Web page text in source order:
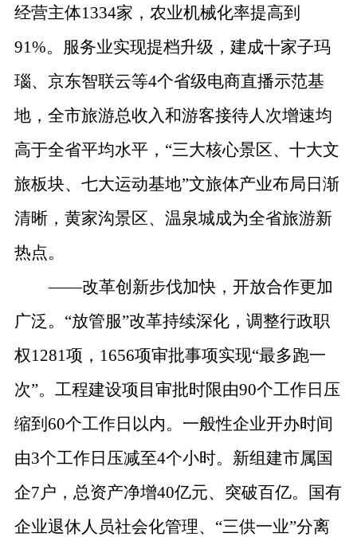
经营主体1334家，农业机械化率提高到
91%。服务业实现提档升级，建成十家子玛
瑙、京东智联云等4个省级电商直播示范基
地，全市旅游总收入和游客接待人次增速均
高于全省平均水平， “三大核心景区、十大文
旅板块、七大运动基地”文旅体产业布局日渐
清晰，黄家沟景区、温泉城成为全省旅游新
热点。
——改革创新步伐加快，开放合作更加
广泛。 “放管服”改革持续深化，调整行政职
权1281项， 1656项审批事项实现“最多跑一
次”。工程建设项目审批时限由90个工作日压
缩到 60个工作日以内。一般性企业开办时间
由3个工作日压减至4个小时。 新组建市属国
企7户，总资产净增40亿元、突破百亿。国有
企业退休人员社会化管理、 “三供一业”分离